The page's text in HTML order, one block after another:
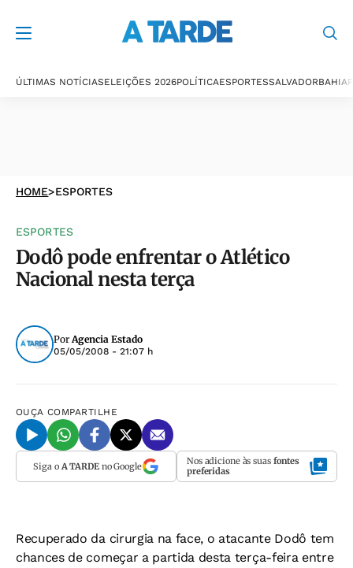
ÚLTIMAS NOTÍCIASELEIÇÕES 2026POLÍTICAESPORTESSALVADORBAHIA
HOME>ESPORTES
ESPORTES
Dodô pode enfrentar o Atlético
Nacional nesta terça
PorAgencia Estado
05/05/2008 - 21:07 h
OUÇA COMPARTILHE
Siga o A TARDEno Google Nos adicione às suas fontes
preferidas
Recuperado da cirurgia na face, o atacante Dodô tem
chances de começar a partida desta terça-feira entre